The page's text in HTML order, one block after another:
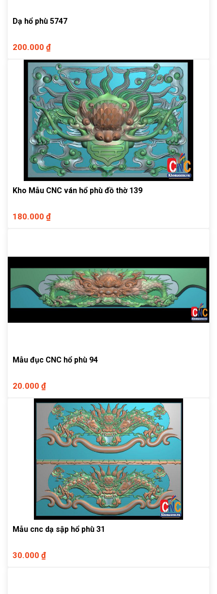
Dạ hổ phù 5747
200.000 ₫
Kho Mẫu CNC ván hổ phù đồ thờ 139
180.000 ₫
Mẫu đục CNC hổ phù 94
20.000 ₫
Mẫu cnc dạ sập hổ phù 31
30.000 ₫